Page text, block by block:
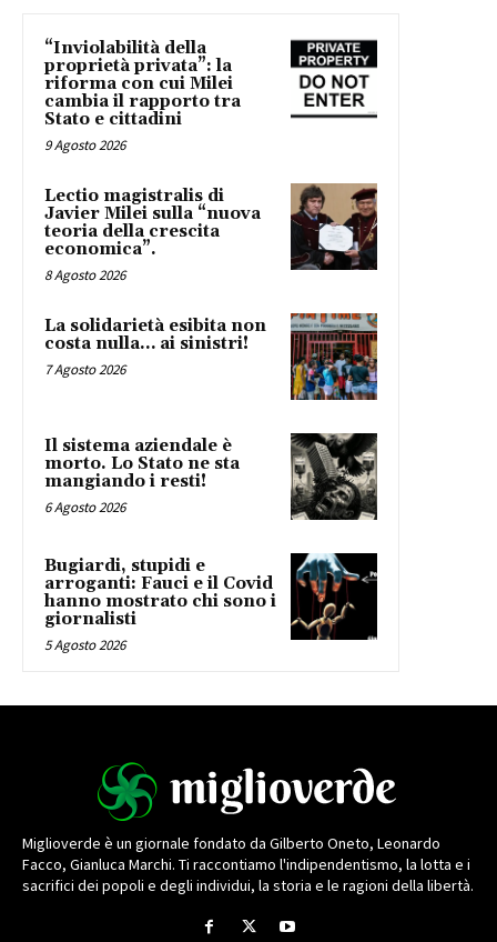
“Inviolabilità della
proprietà privata”: la
riforma con cui Milei
cambia il rapporto tra
Stato e cittadini
9 Agosto 2026
Lectio magistralis di
Javier Milei sulla “nuova
teoria della crescita
economica”.
8 Agosto 2026
La solidarietà esibita non
costa nulla… ai sinistri!
7 Agosto 2026
Il sistema aziendale è
morto. Lo Stato ne sta
mangiando i resti!
6 Agosto 2026
Bugiardi, stupidi e
arroganti: Fauci e il Covid
hanno mostrato chi sono i
giornalisti
5 Agosto 2026
Miglioverde è un giornale fondato da Gilberto Oneto, Leonardo
Facco, Gianluca Marchi. Ti raccontiamo l'indipendentismo, la lotta e i
sacrifici dei popoli e degli individui, la storia e le ragioni della libertà.